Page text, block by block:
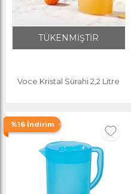
TÜKENMİŞTİR
Voce Kristal Sürahi 2,2 Litre
%16 İndirim